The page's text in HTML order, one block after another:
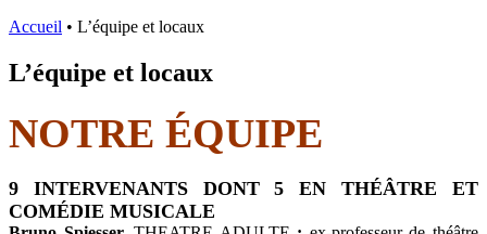
Accueil • L’équipe et locaux
L’équipe et locaux
NOTRE ÉQUIPE
9 INTERVENANTS DONT 5 EN THÉÂTRE ET
COMÉDIE MUSICALE